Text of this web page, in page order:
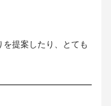
提案したり、とても